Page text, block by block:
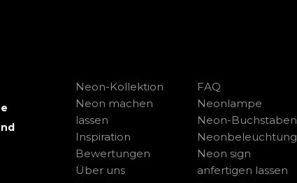
Neon-Kollektion
Neon machen
lassen
Inspiration
Bewertungen
Über uns
FAQ
Neonlampe
Neon-Buchstaben
Neonbeleuchtung
Neon sign
anfertigen lassen